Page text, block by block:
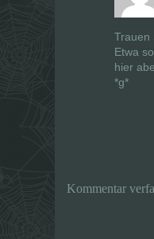
Trauen
Etwa
hier
*g*
Kommentar